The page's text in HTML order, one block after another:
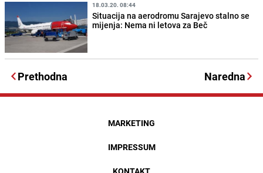
18.03.20. 08:44
Situacija na aerodromu Sarajevo stalno se
mijenja: Nema ni letova za Beč
Prethodna Naredna
MARKETING
IMPRESSUM